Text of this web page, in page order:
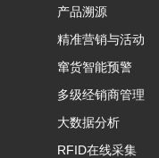
产品溯源
精准营销与活动
窜货智能预警
多级经销商管理
大数据分析
RFID在线采集